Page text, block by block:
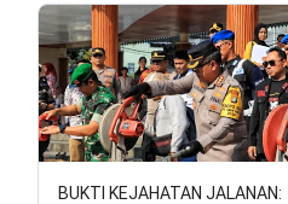
BUKTI KEJAHATAN JALANAN: